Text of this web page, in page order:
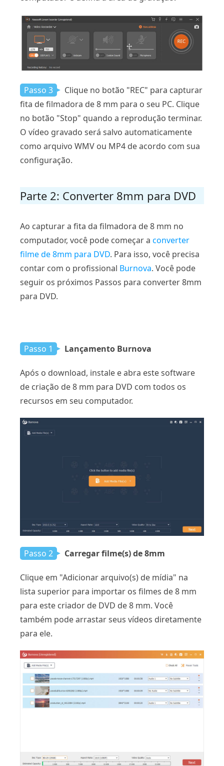
Passo 3
Clique no botão "REC" para capturar
fita de filmadora de 8 mm para o seu PC. Clique
no botão "Stop" quando a reprodução terminar.
O vídeo gravado será salvo automaticamente
como arquivo WMV ou MP4 de acordo com sua
configuração.
Parte 2: Converter 8mm para DVD
Ao capturar a fita da filmadora de 8 mm no
computador, você pode começar a converter
filme de 8mm para DVD. Para isso, você precisa
contar com o profissional Burnova. Você pode
seguir os próximos Passos para converter 8mm
para DVD.
Passo 1 Lançamento Burnova
Após o download, instale e abra este software
de criação de 8 mm para DVD com todos os
recursos em seu computador.
Passo 2 Carregar filme(s) de 8mm
Clique em "Adicionar arquivo(s) de mídia" na
lista superior para importar os filmes de 8 mm
para este criador de DVD de 8 mm. Você
também pode arrastar seus vídeos diretamente
para ele.